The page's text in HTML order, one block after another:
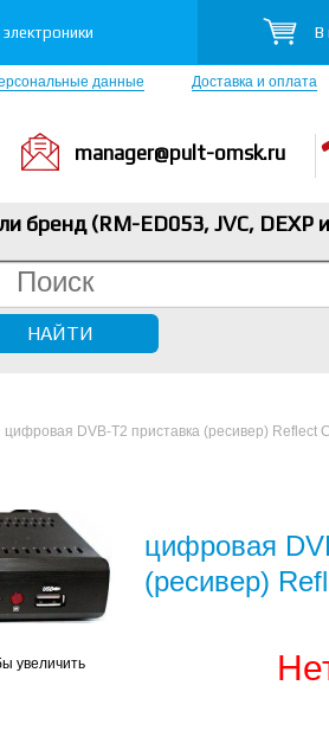
В
данные Доставка и оплата
manager@pult-omsk.ru
бренд (RM-ED053, JVC, DEXP
цифровая DVB-T2 приставка (ресивер) Reflect
увеличить
цифровая
(ресивер)